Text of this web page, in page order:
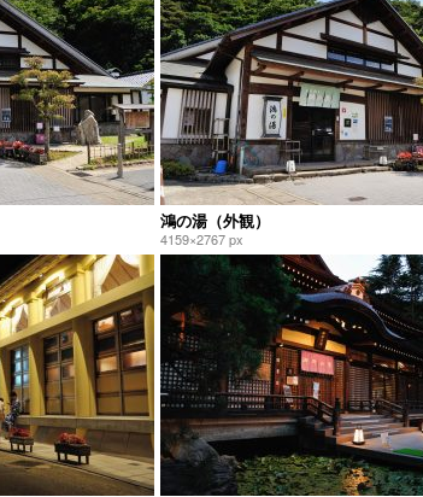
鴻の湯（外観）
4159×2767 px